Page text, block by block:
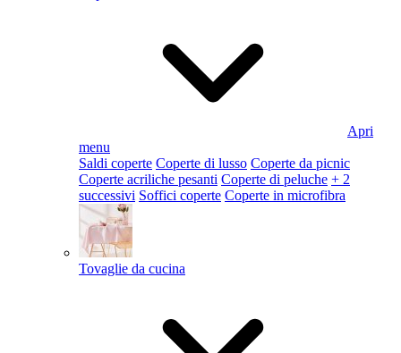
Apri
menu
Saldi coperte Coperte di lusso Coperte da picnic
Coperte acriliche pesanti Coperte di peluche + 2
successivi Soffici coperte Coperte in microfibra
Tovaglie da cucina